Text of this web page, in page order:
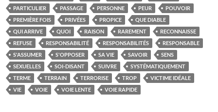
PARTICULIER
PASSAGE PERSONNE PEUR
POUVOIR
PREMIÈRE FOIS
PRIVÉES PROPICE
QUE DIABLE
QUI ARRIVE
QUOI RAISON RAREMENT
RECONNAISSE
REFUSE
RESPONSABILITÉ RESPONSABILITÉS
RESPONSABLE
S'ASSUMER
S'OPPOSER SA VIE SAVOIR
SENS
SEXUELLES
SOI-DISANT SUIVRE
SYSTÉMATIQUEMENT
TERME
TERRAIN TERRORISE TROP
VICTIME IDÉALE
VIE
VOIE VOIE LENTE VOIE RAPIDE